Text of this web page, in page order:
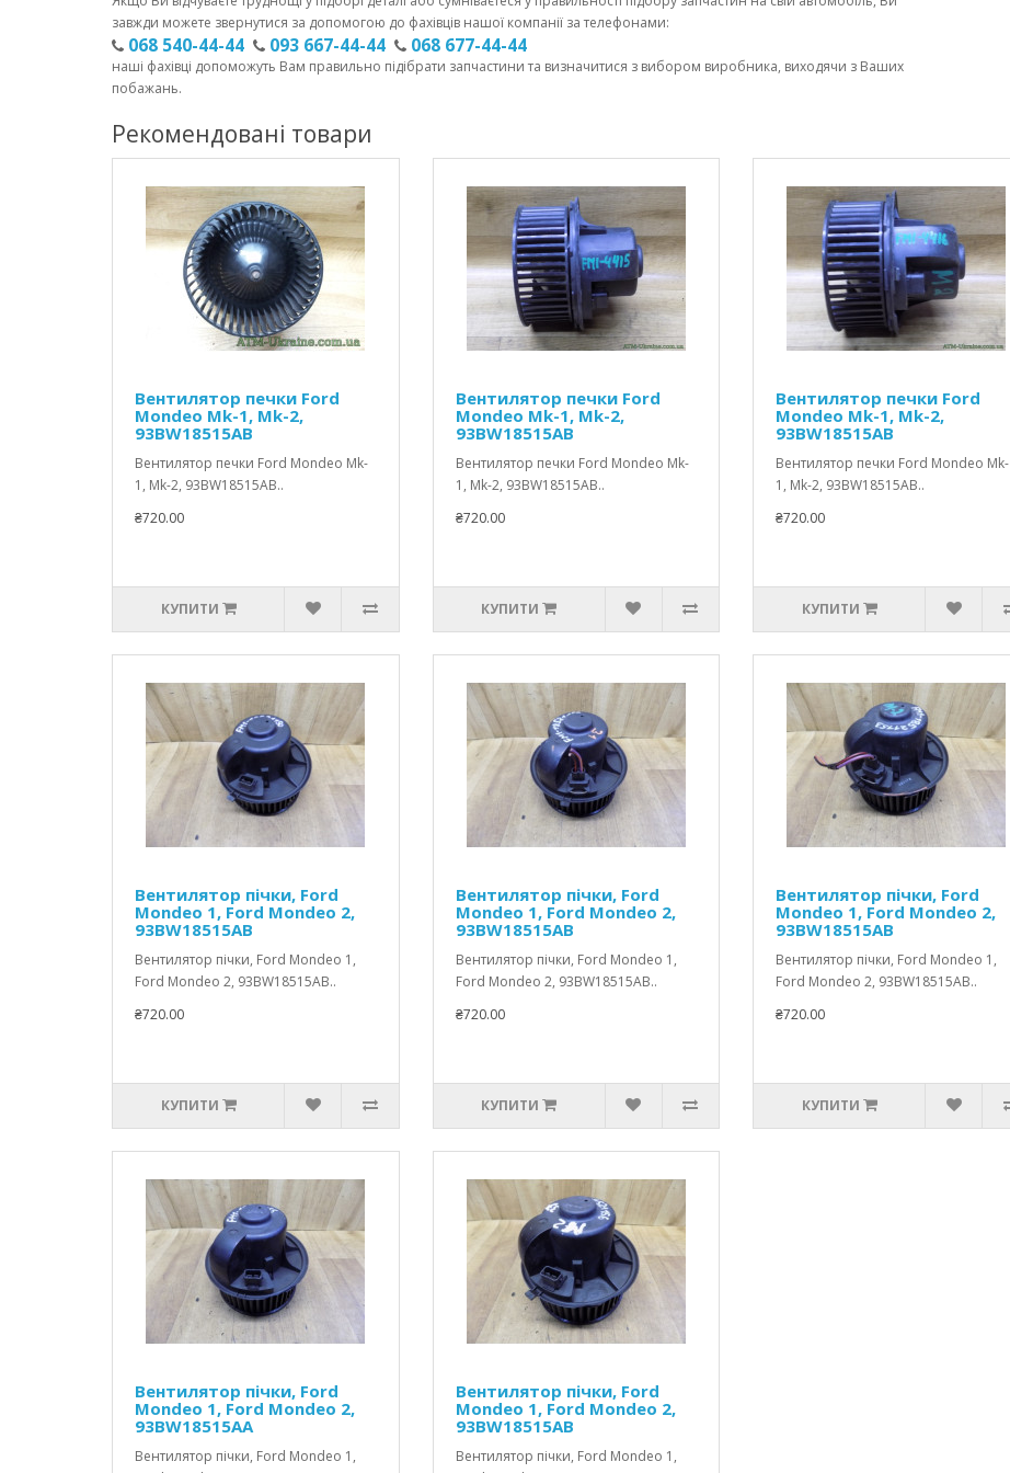
завжди можете звернутися за допомогою до фахівців нашої компанії за телефонами:
068 540-44-44 093 667-44-44 068 677-44-44
наші фахівці допоможуть Вам правильно підібрати запчастини та визначитися з вибором виробника, виходячи з Ваших
побажань.
Рекомендовані товари
Вентилятор печки Ford
Mondeo Mk-1, Mk-2,
93BW18515AB
Вентилятор печки Ford Mondeo Mk-
1, Mk-2, 93BW18515AB..
₴720.00
КУПИТИ
Вентилятор печки Ford
Mondeo Mk-1, Mk-2,
93BW18515AB
Вентилятор печки Ford Mondeo Mk-
1, Mk-2, 93BW18515AB..
₴720.00
КУПИТИ
Вентилятор печки Ford
Mondeo Mk-1, Mk-2,
93BW18515AB
Вентилятор печки Ford Mondeo Mk-
1, Mk-2, 93BW18515AB..
₴720.00
КУПИТИ
Вентилятор пічки, Ford
Mondeo 1, Ford Mondeo 2,
93BW18515AB
Вентилятор пічки, Ford Mondeo 1,
Ford Mondeo 2, 93BW18515AB..
₴720.00
КУПИТИ
Вентилятор пічки, Ford
Mondeo 1, Ford Mondeo 2,
93BW18515AB
Вентилятор пічки, Ford Mondeo 1,
Ford Mondeo 2, 93BW18515AB..
₴720.00
КУПИТИ
Вентилятор пічки, Ford
Mondeo 1, Ford Mondeo 2,
93BW18515AB
Вентилятор пічки, Ford Mondeo 1,
Ford Mondeo 2, 93BW18515AB..
₴720.00
КУПИТИ
Вентилятор пічки, Ford
Mondeo 1, Ford Mondeo 2,
93BW18515AA
Вентилятор пічки, Ford Mondeo 1,
Вентилятор пічки, Ford
Mondeo 1, Ford Mondeo 2,
93BW18515AB
Вентилятор пічки, Ford Mondeo 1,